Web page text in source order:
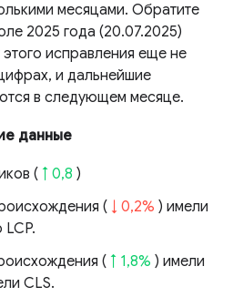
месяцами. Обратите
2025 года (20.07.2025)
исправления еще не
и дальнейшие
в следующем месяце.
данные
( ↑ 0,8 )
( ↓ 0,2% ) имели
( ↑ 1,8% ) имели
CLS.